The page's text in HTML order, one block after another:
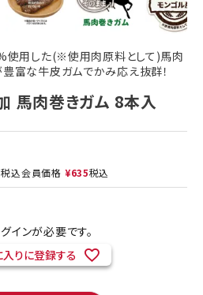
使用した(※使用肉原料として)馬肉
富な牛皮ガムでかみ応え抜群！
馬肉巻きガム 8本入
税込会員価格 ¥635税込
インが必要です。
入りに登録する